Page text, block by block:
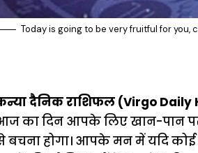
Today is going to be very fruitful for you,
दैनिक राशिफल (Virgo Daily
का दिन आपके लिए खान-पान
बचना होगा। आपके मन में यदि